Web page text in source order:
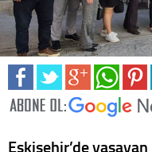
Eskişehir’de